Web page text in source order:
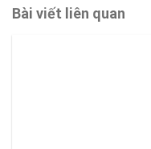
Bài viết liên quan